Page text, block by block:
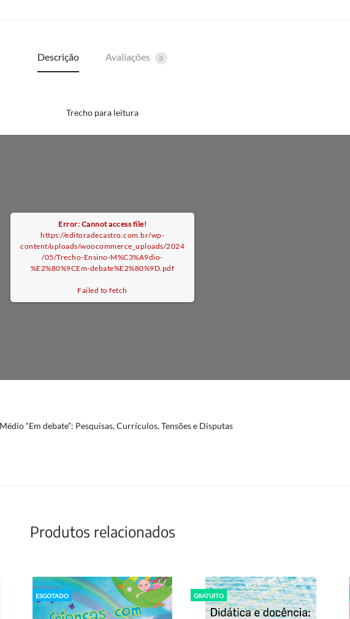
Descrição Avaliações 0
Trecho para leitura
Error: Cannot access file!
https://editoradecastro.com.br/wp-
content/uploads/woocommerce_uploads/2024
/05/Trecho-Ensino-M%C3%A9dio-
%E2%80%9CEm-debate%E2%80%9D.pdf
Failed to fetch
“Em debate”: Pesquisas, Currículos, Tensões e Disputas
Produtos relacionados
ESGOTADO